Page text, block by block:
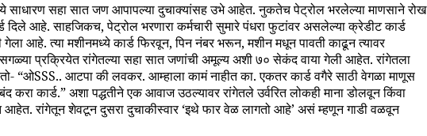
साधारण सहा सात जण आपापल्या दुचाक्यांसह उभे आहेत. नुकतेच पेट्रोल भरलेल्या माणसाने रोख
दिले आहे. साहजिकच, पेट्रोल भरणारा कर्मचारी सुमारे पंधरा फुटांवर असलेल्या क्रेडीट कार्ड
आहे. त्या मशीनमध्ये कार्ड फिरवून, पिन नंबर भरून, मशीन मधून पावती काढून त्यावर
सगळ्या प्रक्रियेत रांगेतल्या सहा सात जणांची अमूल्य अशी ७० सेकंद वाया गेली आहेत. रांगेतला
“ओSSS.. आटपा की लवकर. आम्हाला कामं नाहीत का. एकतर कार्ड वगैरे साठी वेगळा माणूस
कार्ड.” अशा पद्धतीने एक आवाज उठल्यावर रांगेतले उर्वरित लोकही माना डोलवून किंवा
आहेत. रांगेतून शेवटून दुसरा दुचाकीस्वार ‘इथे फार वेळ लागतो आहे’ असं म्हणून गाडी वळवून